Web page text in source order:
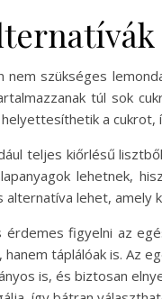
szükséges
túl sok
a
teljes kiőrlésű
lehetnek,
lehet,
figyelni az
hanem táplálóak is. Az
is, és biztosan